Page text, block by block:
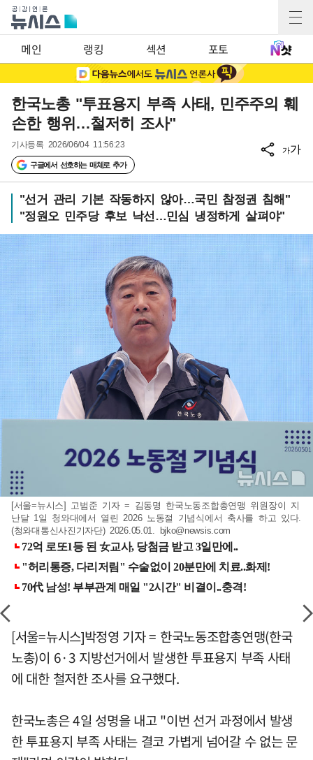
메인 랭킹 섹션 포토
한국노총 "투표용지 부족 사태, 민주주의 훼
손한 행위…철저히 조사"
기사등록 2026/06/04 11:56:23
구글에서 선호하는 매체로 추가
가가
"선거 관리 기본 작동하지 않아…국민 참정권 침해"
"정원오 민주당 후보 낙선…민심 냉정하게 살펴야"
[서울=뉴시스] 고범준 기자 = 김동명 한국노동조합총연맹 위원장이 지
난달 1일 청와대에서 열린 2026 노동절 기념식에서 축사를 하고 있다.
(청와대통신사진기자단) 2026.05.01.
bjko@newsis.com
[서울=뉴시스]박정영 기자 = 한국노동조합총연맹(한국
노총)이 6·3 지방선거에서 발생한 투표용지 부족 사태
에 대한 철저한 조사를 요구했다.
한국노총은 4일 성명을 내고 "이번 선거 과정에서 발생
한 투표용지 부족 사태는 결코 가볍게 넘어갈 수 없는 문